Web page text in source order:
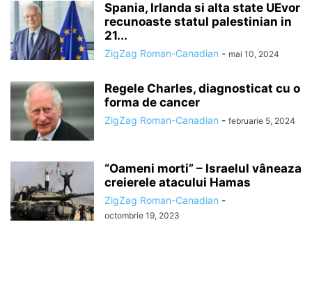
Spania, Irlanda si alta state UEvor
recunoaste statul palestinian in
21...
ZigZag Roman-Canadian - mai 10, 2024
Regele Charles, diagnosticat cu o
forma de cancer
ZigZag Roman-Canadian - februarie 5, 2024
“Oameni morti” – Israelul vâneaza
creierele atacului Hamas
ZigZag Roman-Canadian -
octombrie 19, 2023